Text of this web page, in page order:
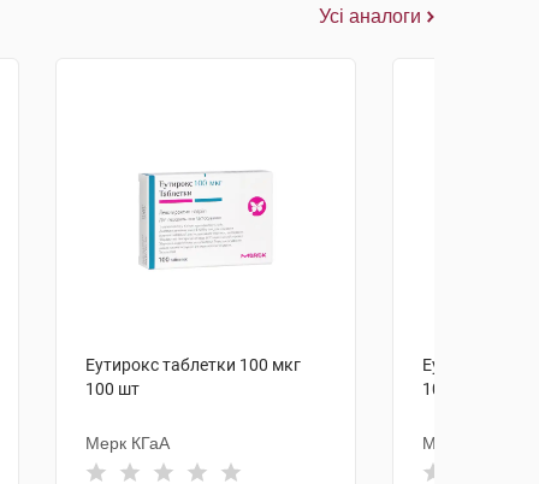
Усі аналоги
Еутирокс таблетки 100 мкг
100 шт
Мерк КГаА
Еутирокс
100 шт
Мерк КГаА